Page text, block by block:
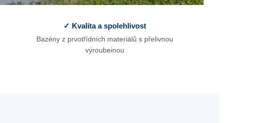
✓ Kvalita a spolehlivost
Bazény z prvotřídních materiálů s přelivnou
výroubeinou